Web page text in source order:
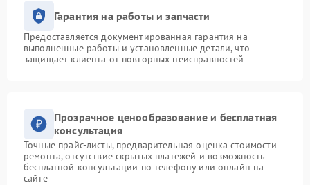
Гарантия на работы и запчасти
Предоставляется документированная гарантия на
выполненные работы и установленные детали, что
защищает клиента от повторных неисправностей
Прозрачное ценообразование и бесплатная
консультация
Точные прайс-листы, предварительная оценка стоимости
ремонта, отсутствие скрытых платежей и возможность
бесплатной консультации по телефону или онлайн на
сайте